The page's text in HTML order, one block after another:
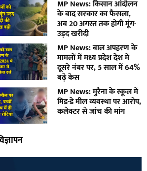
MP News: किसान आंदोलन
के बाद सरकार का फैसला,
अब 20 अगस्त तक होगी मूंग-
उड़द खरीदी
MP News: बाल अपहरण के
मामलों में मध्य प्रदेश देश में
दूसरे नंबर पर, 5 साल में 64%
बढ़े केस
MP News: मुरैना के स्कूल में
मिड-डे मील व्यवस्था पर आरोप,
कलेक्टर से जांच की मांग